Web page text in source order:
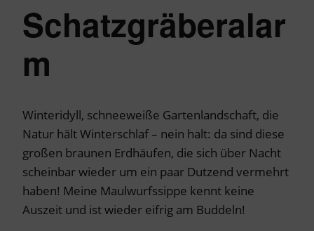
Schatzgräberalar
m
Winteridyll, schneeweiße Gartenlandschaft, die
Natur hält Winterschlaf – nein halt: da sind diese
großen braunen Erdhäufen, die sich über Nacht
scheinbar wieder um ein paar Dutzend vermehrt
haben! Meine Maulwurfssippe kennt keine
Auszeit und ist wieder eifrig am Buddeln!